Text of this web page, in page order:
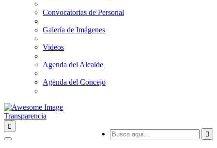
Convocatorias de Personal
Galería de Imágenes
Videos
Agenda del Alcalde
Agenda del Concejo
Transparencia